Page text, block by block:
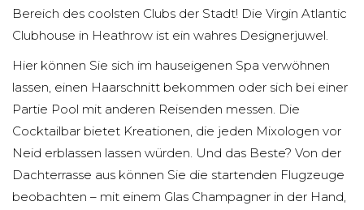
Bereich des coolsten Clubs der Stadt! Die Virgin Atlantic
Clubhouse in Heathrow ist ein wahres Designerjuwel.
Hier können Sie sich im hauseigenen Spa verwöhnen
lassen, einen Haarschnitt bekommen oder sich bei einer
Partie Pool mit anderen Reisenden messen. Die
Cocktailbar bietet Kreationen, die jeden Mixologen vor
Neid erblassen lassen würden. Und das Beste? Von der
Dachterrasse aus können Sie die startenden Flugzeuge
beobachten – mit einem Glas Champagner in der Hand,